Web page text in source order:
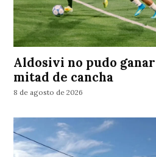
Aldosivi no pudo
mitad de cancha
8 de agosto de 2026